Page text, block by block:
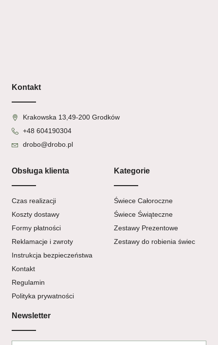
Kontakt
Krakowska 13,49-200 Grodków
+48 604190304
drobo@drobo.pl
Obsługa klienta
Czas realizacji
Koszty dostawy
Formy płatności
Reklamacje i zwroty
Instrukcja bezpieczeństwa
Kontakt
Regulamin
Polityka prywatności
Kategorie
Świece Całoroczne
Świece Świąteczne
Zestawy Prezentowe
Zestawy do robienia świec
Newsletter